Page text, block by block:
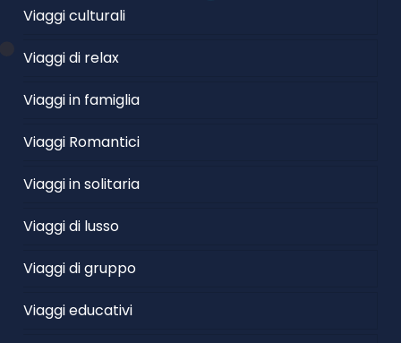
Viaggi culturali
Viaggi di relax
Viaggi in famiglia
Viaggi Romantici
Viaggi in solitaria
Viaggi di lusso
Viaggi di gruppo
Viaggi educativi